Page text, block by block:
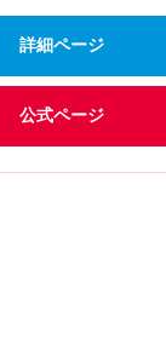
詳細ページ
公式ページ